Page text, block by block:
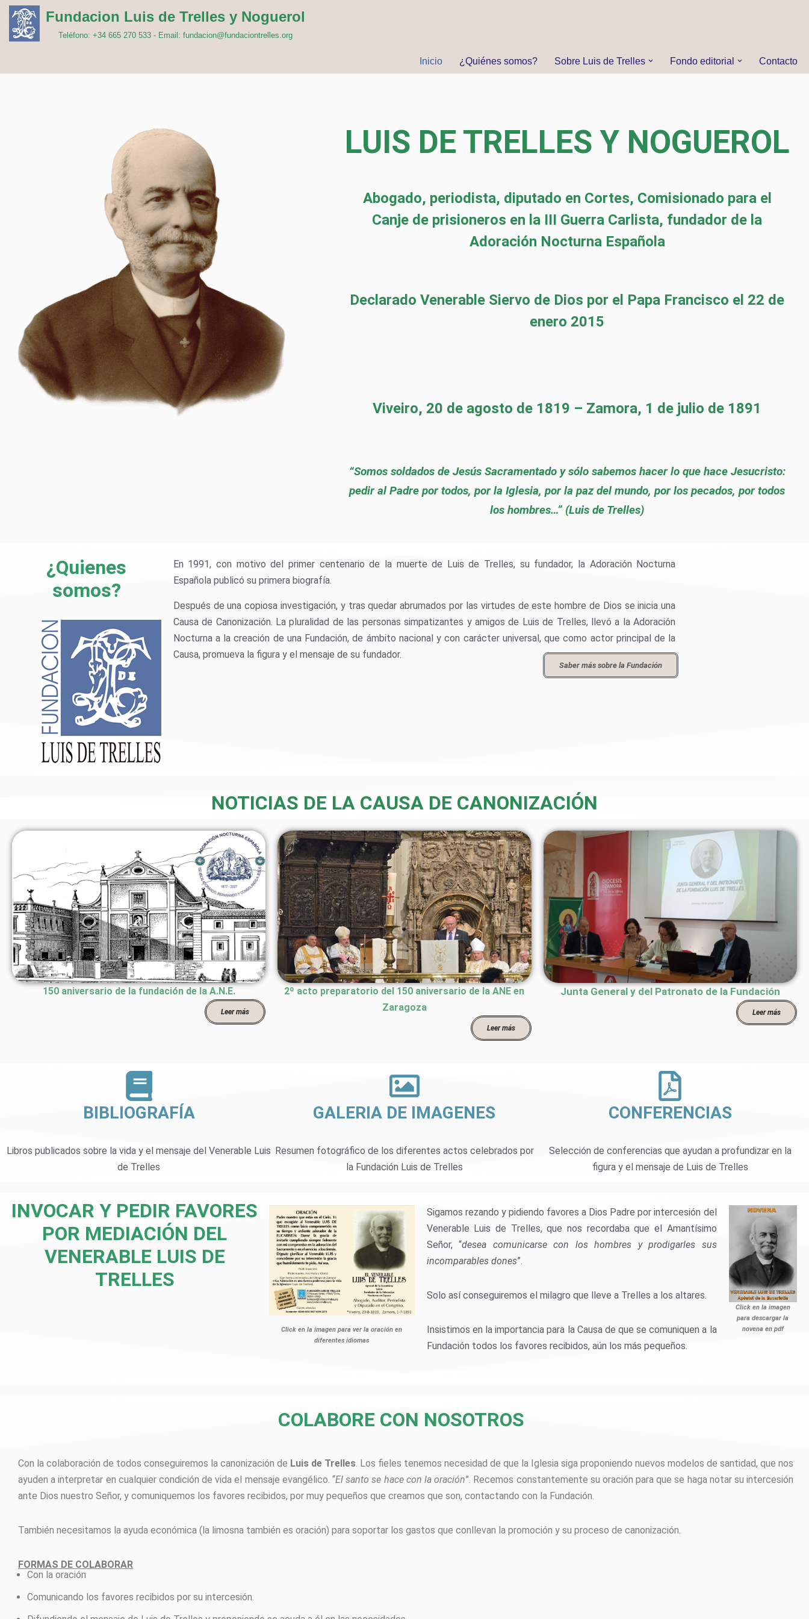
Saltar
Fundacion Luis de Trelles y Noguerol
Teléfono: +34 665 270 533 - Email: fundacion@fundaciontrelles.org
Inicio ¿Quiénes somos? Sobre Luis de Trelles Fondo editorial Contacto
LUIS DE TRELLES Y NOGUEROL
Abogado, periodista, diputado en Cortes, Comisionado para el
Canje de prisioneros en la III Guerra Carlista, fundador de la
Adoración Nocturna Española
Declarado Venerable Siervo de Dios por el Papa Francisco el 22 de
enero 2015
Viveiro, 20 de agosto de 1819 – Zamora, 1 de julio de 1891
“Somos soldados de Jesús Sacramentado y sólo sabemos hacer lo que hace Jesucristo:
pedir al Padre por todos, por la Iglesia, por la paz del mundo, por los pecados, por todos
los hombres…” (Luis de Trelles)
¿Quienes
somos?
En 1991, con motivo del primer centenario de la muerte de Luis de Trelles, su fundador, la Adoración Nocturna
Española publicó su primera biografía.
Después de una copiosa investigación, y tras quedar abrumados por las virtudes de este hombre de Dios se inicia una
Causa de Canonización. La pluralidad de las personas simpatizantes y amigos de Luis de Trelles, llevó a la Adoración
Nocturna a la creación de una Fundación, de ámbito nacional y con carácter universal, que como actor principal de la
Causa, promueva la figura y el mensaje de su fundador.
Saber más sobre la Fundación
NOTICIAS DE LA CAUSA DE CANONIZACIÓN
150 aniversario de la fundación de la A.N.E.
Leer más
2º acto preparatorio del 150 aniversario de la ANE en
Zaragoza
Leer más
Junta General y del Patronato de la Fundación
Leer más
BIBLIOGRAFÍA
Libros publicados sobre la vida y el mensaje del Venerable Luis
de Trelles
GALERIA DE IMAGENES
Resumen fotográfico de los diferentes actos celebrados por
la Fundación Luis de Trelles
CONFERENCIAS
Selección de conferencias que ayudan a profundizar en la
figura y el mensaje de Luis de Trelles
INVOCAR Y PEDIR FAVORES
POR MEDIACIÓN DEL
VENERABLE LUIS DE
TRELLES
Click en la imagen para ver la oración en
diferentes idiomas
Sigamos rezando y pidiendo favores a Dios Padre por intercesión del
Venerable Luis de Trelles, que nos recordaba que el Amantísimo
Señor, “desea comunicarse con los hombres y prodigarles sus
incomparables dones”.
Solo así conseguiremos el milagro que lleve a Trelles a los altares.
Insistimos en la importancia para la Causa de que se comuniquen a la
Fundación todos los favores recibidos, aún los más pequeños.
Click en la imagen
para descargar la
novena en pdf
COLABORE CON NOSOTROS
Con la colaboración de todos conseguiremos la canonización de Luis de Trelles. Los fieles tenemos necesidad de que la Iglesia siga proponiendo nuevos modelos de santidad, que nos
ayuden a interpretar en cualquier condición de vida el mensaje evangélico. “El santo se hace con la oración”. Recemos constantemente su oración para que se haga notar su intercesión
ante Dios nuestro Señor, y comuniquemos los favores recibidos, por muy pequeños que creamos que son, contactando con la Fundación.
También necesitamos la ayuda económica (la limosna también es oración) para soportar los gastos que conllevan la promoción y su proceso de canonización.
FORMAS DE COLABORAR
Con la oración
Comunicando los favores recibidos por su intercesión.